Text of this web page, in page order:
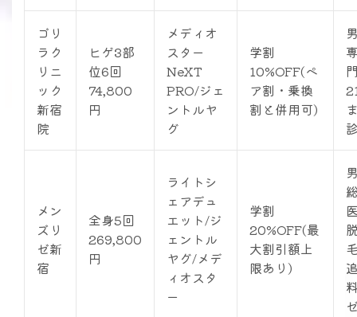
ゴリ
ラク
リニ
ック
新宿
院
ヒゲ3部
位6回
74,800
円
メディオ
スター
NeXT
PRO/ジェ
ントルヤ
グ
学割
10%OFF(ペ
ア割・乗換
割と併用可)
メン
ズリ
ゼ新
宿
全身5回
269,800
円
ライトシ
ェアデュ
エット/ジ
ェントル
ヤグ/メデ
ィオスタ
ー
学割
20%OFF(最
大割引額上
限あり)